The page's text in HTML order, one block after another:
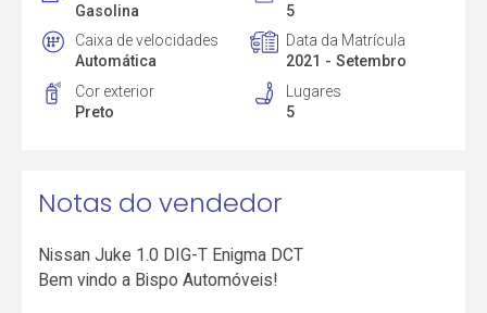
Gasolina
5
Caixa de velocidades
Automática
Data da Matrícula
2021 - Setembro
Cor exterior
Preto
Lugares
5
Notas do vendedor
Nissan Juke 1.0 DIG-T Enigma DCT
Bem vindo a Bispo Automóveis!